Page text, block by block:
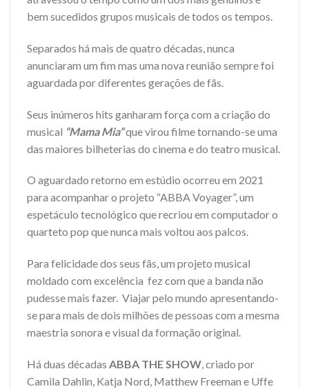
bem sucedidos grupos musicais de todos os tempos.
Separados há mais de quatro décadas, nunca
anunciaram um fim mas uma nova reunião sempre foi
aguardada por diferentes gerações de fãs.
Seus inúmeros hits ganharam força com a criação do
musical “Mama Mia”que virou filme tornando-se uma
das maiores bilheterias do cinema e do teatro musical.
O aguardado retorno em estúdio ocorreu em 2021
para acompanhar o projeto “ABBA Voyager”, um
espetáculo tecnológico que recriou em computador o
quarteto pop que nunca mais voltou aos palcos.
Para felicidade dos seus fãs, um projeto musical
moldado com excelência fez com que a banda não
pudesse mais fazer. Viajar pelo mundo apresentando-
se para mais de dois milhões de pessoas com a mesma
maestria sonora e visual da formação original.
Há duas décadas ABBA THE SHOW, criado por
Camila Dahlin, Katja Nord, Matthew Freeman e Uffe